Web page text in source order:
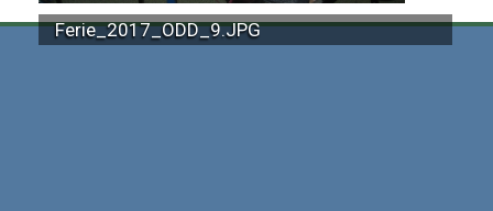
Ferie_2017_ODD_9.JPG